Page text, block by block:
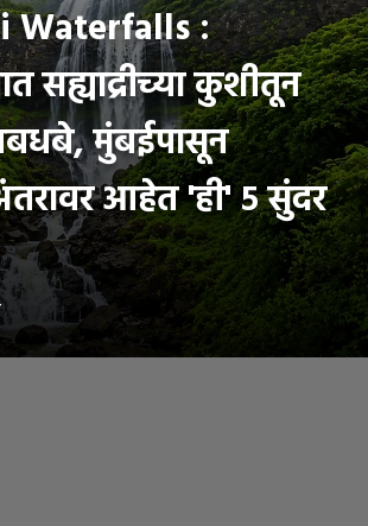
Waterfalls :
सह्याद्रीच्या कुशीतून
मुंबईपासून
आहेत 'ही' ५ सुंदर